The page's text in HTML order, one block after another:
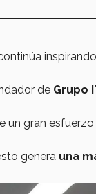
de Grupo
un gran
genera una